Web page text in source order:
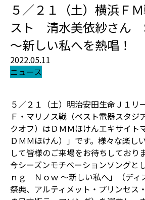
５／２１（土）横浜Ｆ
スト 清水美依紗さん
〜新しい私へを熱唱！
2022.05.11
ニュース
５／２１（土）明治安田生命Ｊ１リ
Ｆ・マリノス戦（ベスト電器スタジ
クオフ）はＤＭＭほけんエキサイト
ＤＭＭほけん）」です。様々な楽し
して皆様のご来場をお待ちしておりま
今シーズンモチベーションソングと
ｎｇ Ｎｏｗ 〜新しい私へ」（ディ
祭典、アルティメット・プリンセス